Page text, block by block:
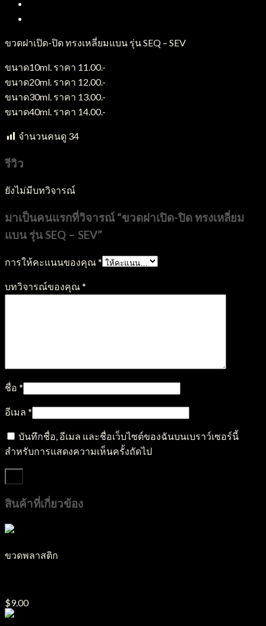
ขวดฝาเปิด-ปิด ทรงเหลี่ยมแบน รุ่น SEQ – SEV
ขนาด10ml. ราคา 11.00.-
ขนาด20ml. ราคา 12.00.-
ขนาด30ml. ราคา 13.00.-
ขนาด40ml. ราคา 14.00.-
จำนวนคนดู 34
รีวิว
ยังไม่มีบทวิจารณ์
มาเป็นคนแรกที่วิจารณ์ “ขวดฝาเปิด-ปิด ทรงเหลี่ยม
แบน รุ่น SEQ – SEV”
การให้คะแนนของคุณ*
บทวิจารณ์ของคุณ*
ชื่อ *
อีเมล *
บันทึกชื่อ, อีเมล และชื่อเว็บไซต์ของฉันบนเบราว์เซอร์นี้
สำหรับการแสดงความเห็นครั้งถัดไป
สินค้าที่เกี่ยวข้อง
ขวดพลาสติก
$9.00